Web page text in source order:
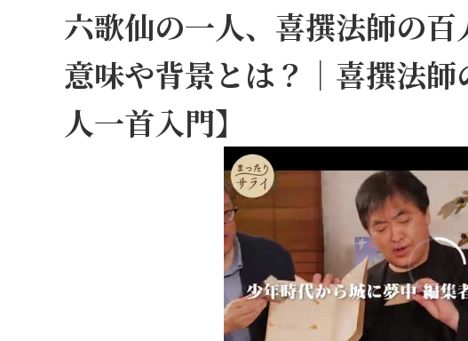
六歌仙の一人、喜撰法師の
意味や背景とは？｜喜撰法
人一首入門】